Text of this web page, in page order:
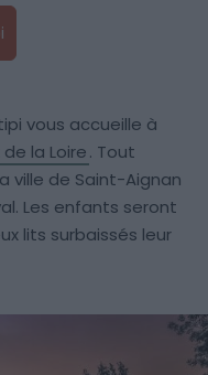
vous accueille à
la Loire. Tout
ville de Saint-Aignan
Les enfants seront
lits surbaissés leur